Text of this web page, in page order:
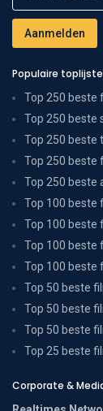
Populaire
Top 250 beste
Top 250 beste
Top 250 beste
Top 250 beste
Top 250 beste
Top 100 beste
Top 100 beste
Top 100 beste
Top 100 beste
Top 50 beste
Top 50 beste
Top 50 beste
Top 25 beste
Corporate &